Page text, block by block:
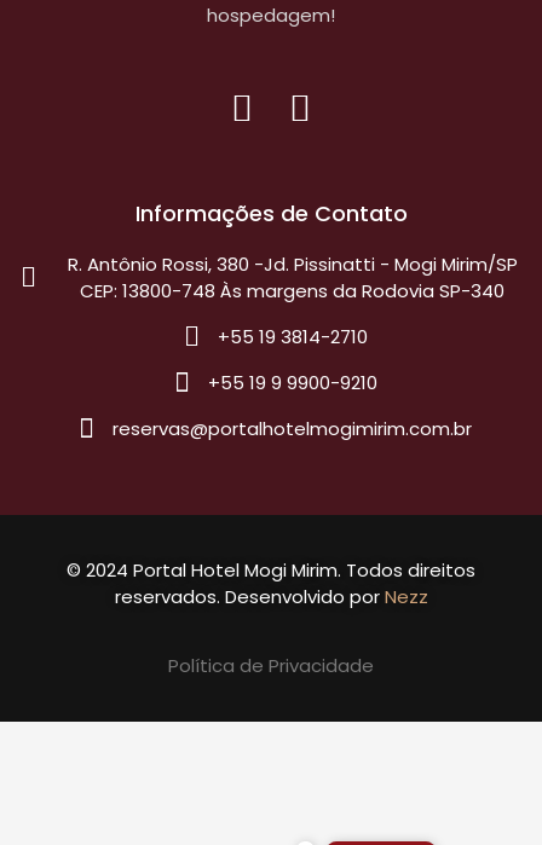
hospedagem!
Informações de Contato
R. Antônio Rossi, 380 -Jd. Pissinatti - Mogi Mirim/SP
CEP: 13800-748 Às margens da Rodovia SP-340
+55 19 3814-2710
+55 19 9 9900-9210
reservas@portalhotelmogimirim.com.br
© 2024 Portal Hotel Mogi Mirim. Todos direitos
reservados. Desenvolvido porNezz
Política de Privacidade